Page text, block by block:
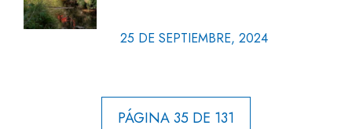
25 DE SEPTIEMBRE, 2024
PÁGINA 35 DE 131